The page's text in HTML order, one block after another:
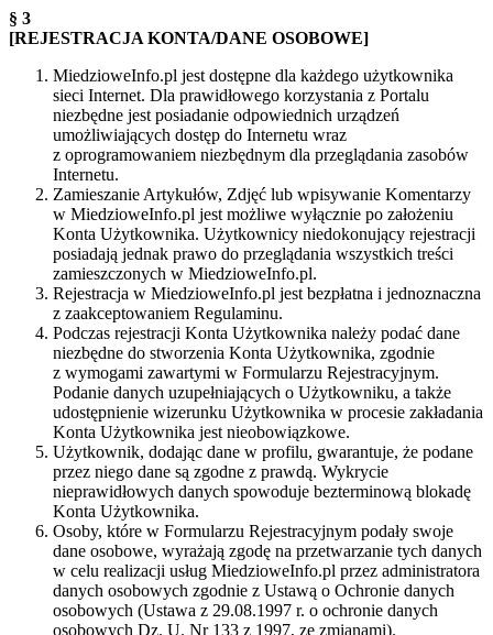
§ 3
[REJESTRACJA KONTA/DANE OSOBOWE]
MiedzioweInfo.pl jest dostępne dla każdego użytkownika
sieci Internet. Dla prawidłowego korzystania z Portalu
niezbędne jest posiadanie odpowiednich urządzeń
umożliwiających dostęp do Internetu wraz
z oprogramowaniem niezbędnym dla przeglądania zasobów
Internetu.
Zamieszanie Artykułów, Zdjęć lub wpisywanie Komentarzy
w MiedzioweInfo.pl jest możliwe wyłącznie po założeniu
Konta Użytkownika. Użytkownicy niedokonujący rejestracji
posiadają jednak prawo do przeglądania wszystkich treści
zamieszczonych w MiedzioweInfo.pl.
Rejestracja w MiedzioweInfo.pl jest bezpłatna i jednoznaczna
z zaakceptowaniem Regulaminu.
Podczas rejestracji Konta Użytkownika należy podać dane
niezbędne do stworzenia Konta Użytkownika, zgodnie
z wymogami zawartymi w Formularzu Rejestracyjnym.
Podanie danych uzupełniających o Użytkowniku, a także
udostępnienie wizerunku Użytkownika w procesie zakładania
Konta Użytkownika jest nieobowiązkowe.
Użytkownik, dodając dane w profilu, gwarantuje, że podane
przez niego dane są zgodne z prawdą. Wykrycie
nieprawidłowych danych spowoduje bezterminową blokadę
Konta Użytkownika.
Osoby, które w Formularzu Rejestracyjnym podały swoje
dane osobowe, wyrażają zgodę na przetwarzanie tych danych
w celu realizacji usług MiedzioweInfo.pl przez administratora
danych osobowych zgodnie z Ustawą o Ochronie danych
osobowych (Ustawa z 29.08.1997 r. o ochronie danych
osobowych Dz. U. Nr 133 z 1997, ze zmianami).